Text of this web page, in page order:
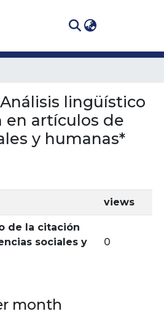
lingüístico
en artículos de
y humanas*
views
de la citación
sociales y
0
month